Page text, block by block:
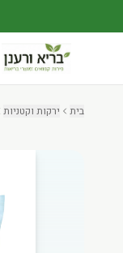
בית ירקות וקטניות